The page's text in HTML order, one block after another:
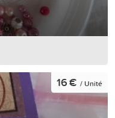
16 € / Unité